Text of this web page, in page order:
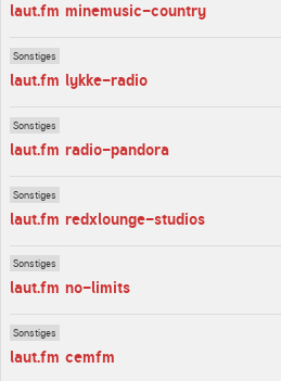
laut.fm minemusic-country
Sonstiges
laut.fm lykke-radio
Sonstiges
laut.fm radio-pandora
Sonstiges
laut.fm redxlounge-studios
Sonstiges
laut.fm no-limits
Sonstiges
laut.fm cemfm